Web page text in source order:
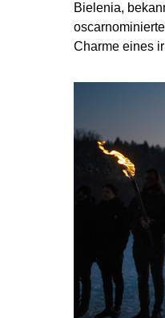
Bielenia,
Charme eines